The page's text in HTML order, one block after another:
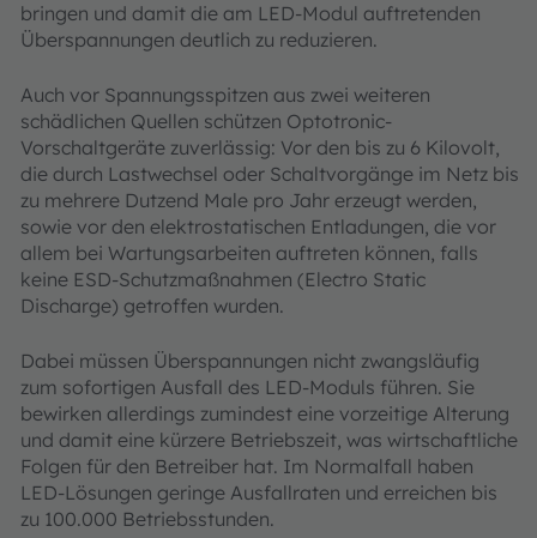
bringen und damit die am LED-Modul auftretenden
Überspannungen deutlich zu reduzieren.
Auch vor Spannungsspitzen aus zwei weiteren
schädlichen Quellen schützen Optotronic-
Vorschaltgeräte zuverlässig: Vor den bis zu 6 Kilovolt,
die durch Lastwechsel oder Schaltvorgänge im Netz bis
zu mehrere Dutzend Male pro Jahr erzeugt werden,
sowie vor den elektrostatischen Entladungen, die vor
allem bei Wartungsarbeiten auftreten können, falls
keine ESD-Schutzmaßnahmen (Electro Static
Discharge) getroffen wurden.
Dabei müssen Überspannungen nicht zwangsläufig
zum sofortigen Ausfall des LED-Moduls führen. Sie
bewirken allerdings zumindest eine vorzeitige Alterung
und damit eine kürzere Betriebszeit, was wirtschaftliche
Folgen für den Betreiber hat. Im Normalfall haben
LED-Lösungen geringe Ausfallraten und erreichen bis
zu 100.000 Betriebsstunden.